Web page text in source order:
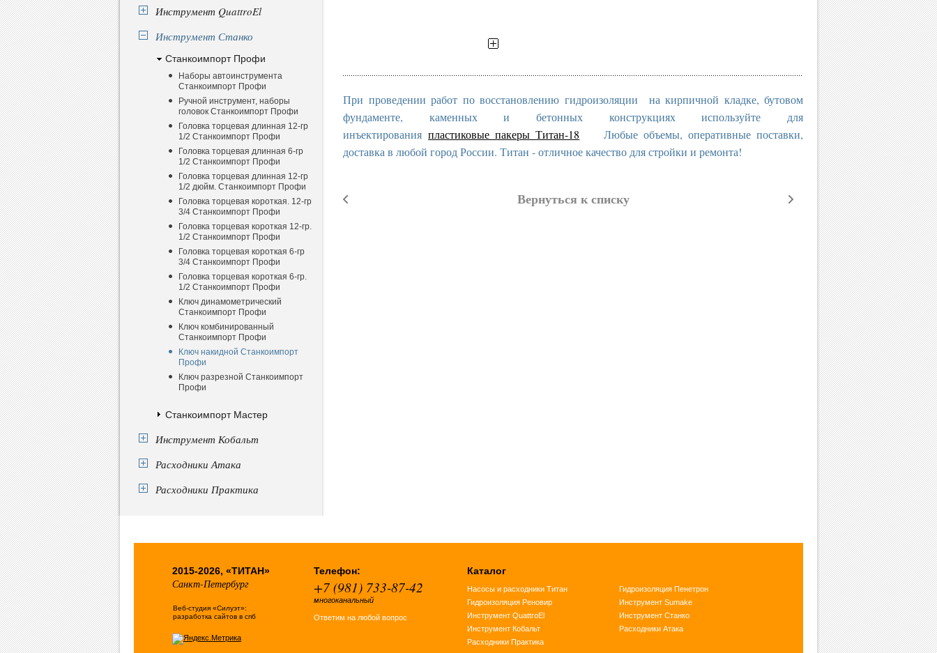
Инструмент QuattroEl
Инструмент Станко
Станкоимпорт Профи
Наборы автоинструмента
Станкоимпорт Профи
Ручной инструмент, наборы
головок Станкоимпорт Профи
Головка торцевая длинная 12-гр
1/2 Станкоимпорт Профи
Головка торцевая длинная 6-гр
1/2 Станкоимпорт Профи
Головка торцевая длинная 12-гр
1/2 дюйм. Станкоимпорт Профи
Головка торцевая короткая. 12-гр
3/4 Станкоимпорт Профи
Головка торцевая короткая 12-гр.
1/2 Станкоимпорт Профи
Головка торцевая короткая 6-гр
3/4 Станкоимпорт Профи
Головка торцевая короткая 6-гр.
1/2 Станкоимпорт Профи
Ключ динамометрический
Станкоимпорт Профи
Ключ комбинированный
Станкоимпорт Профи
Ключ накидной Станкоимпорт
Профи
Ключ разрезной Станкоимпорт
Профи
Станкоимпорт Мастер
Инструмент Кобальт
Расходники Атака
Расходники Практика
При проведении работ по восстановлению гидроизоляции на кирпичной кладке, бутовом
фундаменте, каменных и бетонных конструкциях используйте для
инъектированияпластиковые пакеры Титан-18 Любые объемы, оперативные поставки,
доставка в любой город России. Титан - отличное качество для стройки и ремонта!
Вернуться к списку
2015-2026, «ТИТАН»
Санкт-Петербург
Веб-студия «Силуэт»:
разработка сайтов в спб
Телефон:
+7 (981) 733-87-42
многоканальный
Ответим на любой вопрос
Каталог
Насосы и расходники Титан
Гидроизоляция Пенетрон
Гидроизоляция Реновир
Инструмент Sumake
Инструмент QuattroEl
Инструмент Станко
Инструмент Кобальт
Расходники Атака
Расходники Практика